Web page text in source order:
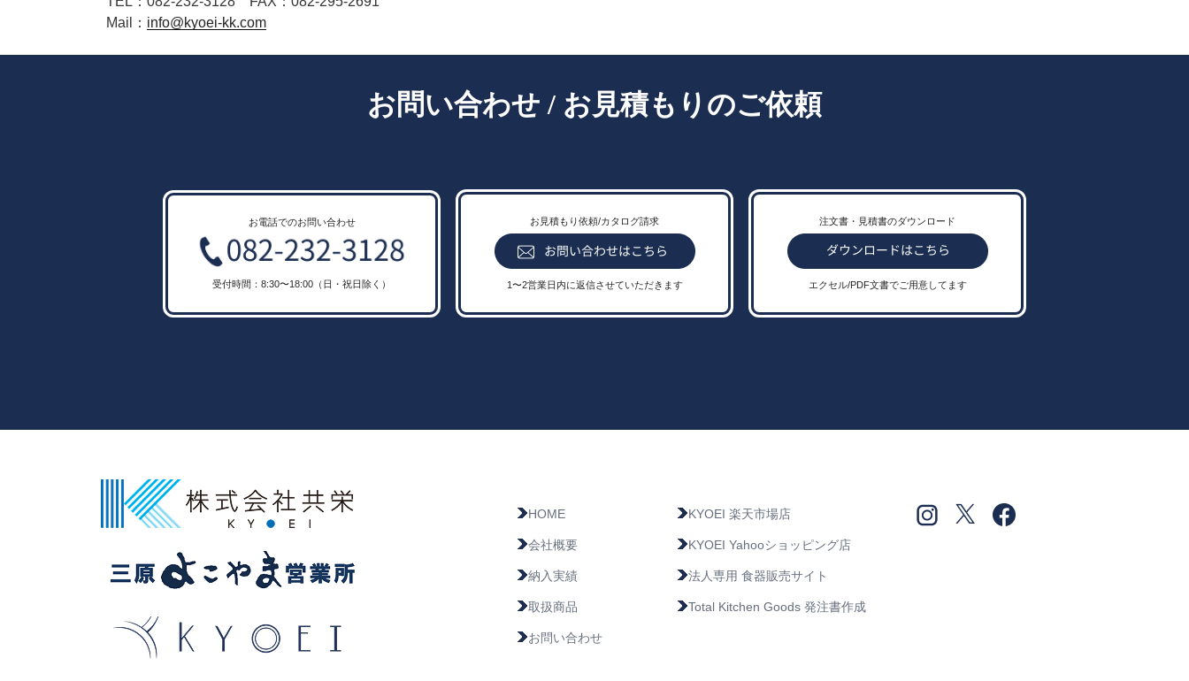
Mail： info@kyoei-kk.com
- Contact -
お問い合わせ / お見積もりのご依頼
お電話でのお問い合わせ
受付時間：8:30〜18:00（日・祝日除く）
お見積もり依頼/カタログ請求
1〜2営業日内に返信させていただきます
注文書・見積書のダウンロード
エクセル/PDF文書でご用意してます
HOME
会社概要
納入実績
取扱商品
お問い合わせ
KYOEI 楽天市場店
KYOEI Yahooショッピング店
法人専用 食器販売サイト
Total Kitchen Goods 発注書作成